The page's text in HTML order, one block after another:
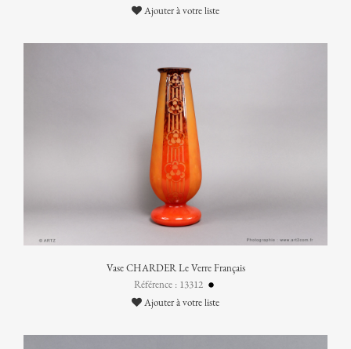
Ajouter à votre liste
Vase CHARDER Le Verre Français
Référence : 13312
Ajouter à votre liste